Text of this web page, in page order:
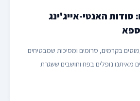
האנטי-אייג'ינג
בקרמים, סרומים ומסיכות שמבטיחים
מאיתנו נופלים בפח וחושבים ששגרת